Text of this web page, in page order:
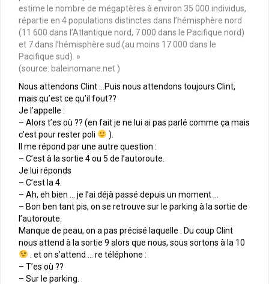
estime le nombre de mégaptères à environ 35 000 individus,
répartie en 4 populations distinctes dans l’hémisphère nord
(11 600 dans l’Atlantique nord, 7 000 dans le Pacifique nord)
et 7 dans l’hémisphère sud (au moins 17 000 dans le
Pacifique sud). »
(source: baleinomane.net )
Nous attendons Clint …Puis nous attendons toujours Clint,
mais qu’est ce qu’il fout??
Je l’appelle :
– Alors t’es où ?? (en fait je ne lui ai pas parlé comme ça mais
c’est pour rester poli
).
Il me répond par une autre question :
– C’est à la sortie 4 ou 5 de l’autoroute.
Je lui réponds
– C’est la 4.
– Ah, eh bien … je l’ai déjà passé depuis un moment …
– Bon ben tant pis, on se retrouve sur le parking à la sortie de
l’autoroute.
Manque de peau, on a pas précisé laquelle . Du coup Clint
nous attend à la sortie 9 alors que nous, sous sortons à la 10
. et on s’attend … re téléphone :
– T’es où ??
– Sur le parking.